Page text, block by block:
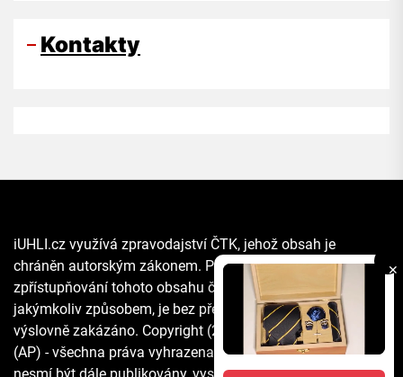
Kontakty
✕
iUHLI.cz využívá zpravodajství ČTK, jehož obsah je
chráněn autorským zákonem. Přepis, šíření či další
zpřístupňování tohoto obsahu či jeho části veřejnosti, a to
jakýmkoliv způsobem, je bez předchozího souhlasu ČTK
výslovně zakázáno. Copyright (2021) The Associated Press
(AP) - všechna práva vyhrazena. Materiály agentury AP